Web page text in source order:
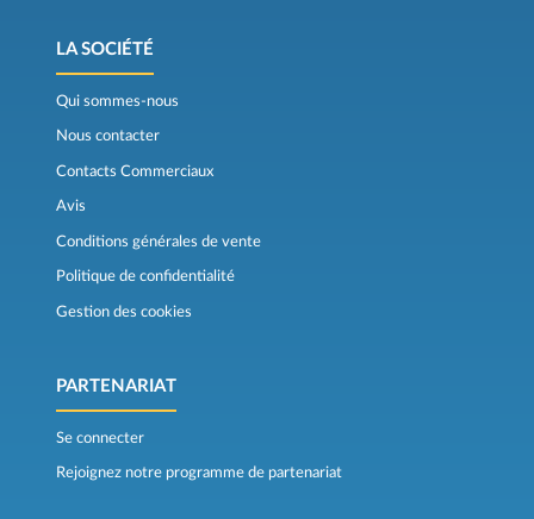
LA SOCIÉTÉ
Qui sommes-nous
Nous contacter
Contacts Commerciaux
Avis
Conditions générales de vente
Politique de confidentialité
Gestion des cookies
PARTENARIAT
Se connecter
Rejoignez notre programme de partenariat